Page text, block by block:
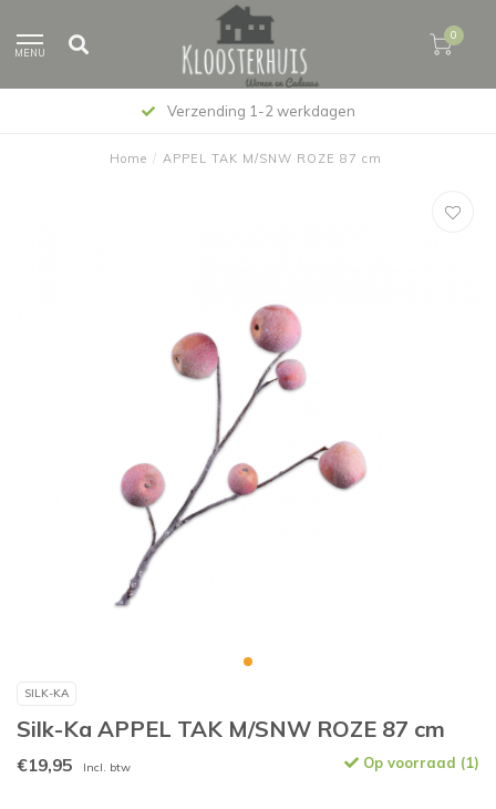
MENU
0
Verzending 1-2 werkdagen
Home / APPEL TAK M/SNW ROZE 87 cm
SILK-KA
Silk-Ka APPEL TAK M/SNW ROZE 87 cm
€19,95 Incl. btw Op voorraad (1)